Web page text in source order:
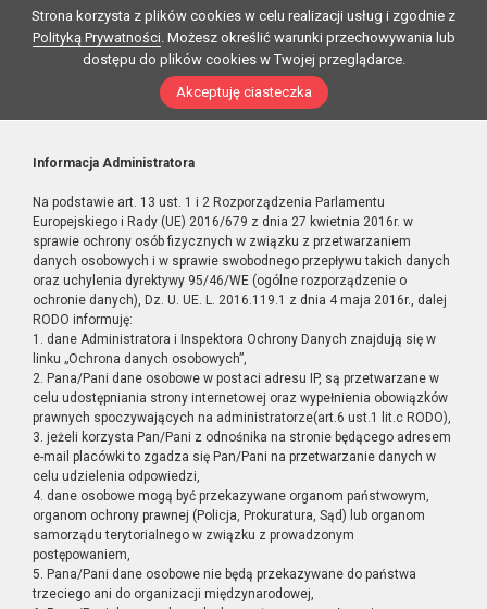
Strona korzysta z plików cookies w celu realizacji usług i zgodnie z
Polityką Prywatności. Możesz określić warunki przechowywania lub
dostępu do plików cookies w Twojej przeglądarce.
Akceptuję ciasteczka
Informacja Administratora
Na podstawie art. 13 ust. 1 i 2 Rozporządzenia Parlamentu
Europejskiego i Rady (UE) 2016/679 z dnia 27 kwietnia 2016r. w
sprawie ochrony osób fizycznych w związku z przetwarzaniem
danych osobowych i w sprawie swobodnego przepływu takich danych
oraz uchylenia dyrektywy 95/46/WE (ogólne rozporządzenie o
ochronie danych), Dz. U. UE. L. 2016.119.1 z dnia 4 maja 2016r., dalej
RODO informuję:
1. dane Administratora i Inspektora Ochrony Danych znajdują się w
linku „Ochrona danych osobowych”,
2. Pana/Pani dane osobowe w postaci adresu IP, są przetwarzane w
celu udostępniania strony internetowej oraz wypełnienia obowiązków
prawnych spoczywających na administratorze(art.6 ust.1 lit.c RODO),
3. jeżeli korzysta Pan/Pani z odnośnika na stronie będącego adresem
e-mail placówki to zgadza się Pan/Pani na przetwarzanie danych w
celu udzielenia odpowiedzi,
4. dane osobowe mogą być przekazywane organom państwowym,
organom ochrony prawnej (Policja, Prokuratura, Sąd) lub organom
samorządu terytorialnego w związku z prowadzonym
postępowaniem,
5. Pana/Pani dane osobowe nie będą przekazywane do państwa
trzeciego ani do organizacji międzynarodowej,